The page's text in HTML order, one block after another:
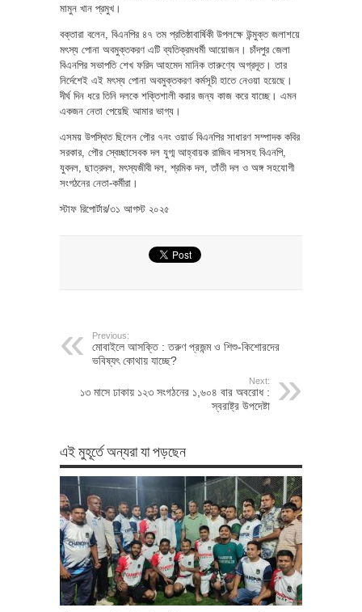
মামুন খান প্রমুখ।
বক্তারা বলেন, বিএনপির ৪৭ তম প্রতিষ্ঠাবার্ষিকী উপলক্ষে উন্মুক্ত জলাশয়ে
মৎস্য পোনা অবমুক্তকরণ এটি ব্যতিক্রমধর্মী আয়োজন। চাঁদপুর জেলা
বিএনপির সভাপতি শেখ ফরিদ আহমেদ মানিক তারুণ্যে অগ্রদূত। তার
নির্দেশেই এই মৎস্য পোনা অবমুক্তকরণ কর্মসূচী হাতে নেওয়া হয়েছে।
দীর্ঘ দিন ধরে তিনি দলকে শক্তিশালী করার জন্য কাজ করে যাচ্ছে। এমন
একজন নেতা পেয়েছি আমার ভাগ্য।
এসময় উপস্থিত ছিলেন পৌর ৭নং ওয়ার্ড বিএনপির সাধারণ সম্পাদক কবির
সরকার, পৌর স্বেচ্ছাসেবক দল যুগ্ম আহ্বায়ক রাজিব দাসসহ বিএনপি,
যুবদল, ছাত্রদল, মৎস্যজীবী দল, শ্রমিক দল, তাঁতী দল ও অঙ্গ সহযোগী
সংগঠনের নেতা-কর্মীরা।
স্টাফ রিপোর্টার/৩১ আগস্ট ২০২৫
Previous:
মোবাইলে আসক্তি : তরুণ প্রজন্ম ও শিশু-কিশোরদের
ভবিষ্যৎ কোথায় যাচ্ছে?
Next:
১৩ মাসে ঢাকায় ১২৩ সংগঠনের ১,৬০৪ বার অবরোধ :
স্বরাষ্ট্র উপদেষ্টা
এই মুহূর্তে অন্যরা যা পড়ছেন